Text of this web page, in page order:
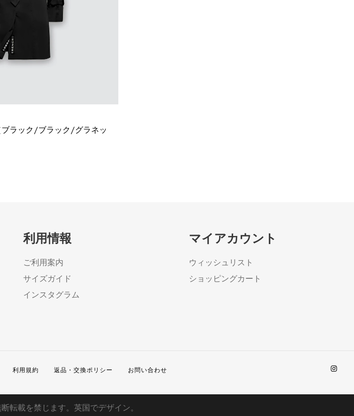
ラック/ブラック/グラネッ
利用情報
ご利用案内
サイズガイド
インスタグラム
マイアカウント
ウィッシュリスト
ショッピングカート
利用規約 返品・交換ポリシー お問い合わせ
転載を禁じます。英国でデザイン。